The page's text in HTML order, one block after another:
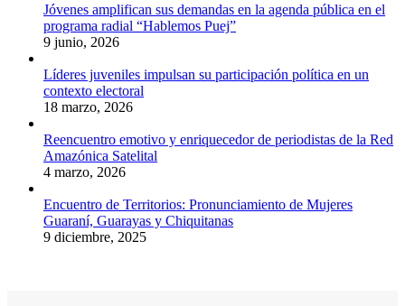
Jóvenes amplifican sus demandas en la agenda pública en el
programa radial “Hablemos Puej”
9 junio, 2026
Líderes juveniles impulsan su participación política en un
contexto electoral
18 marzo, 2026
Reencuentro emotivo y enriquecedor de periodistas de la Red
Amazónica Satelital
4 marzo, 2026
Encuentro de Territorios: Pronunciamiento de Mujeres
Guaraní, Guarayas y Chiquitanas
9 diciembre, 2025